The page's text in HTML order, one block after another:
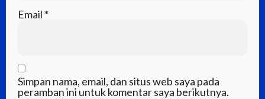
Email *
Simpan nama, email, dan situs web saya pada
peramban ini untuk komentar saya berikutnya.